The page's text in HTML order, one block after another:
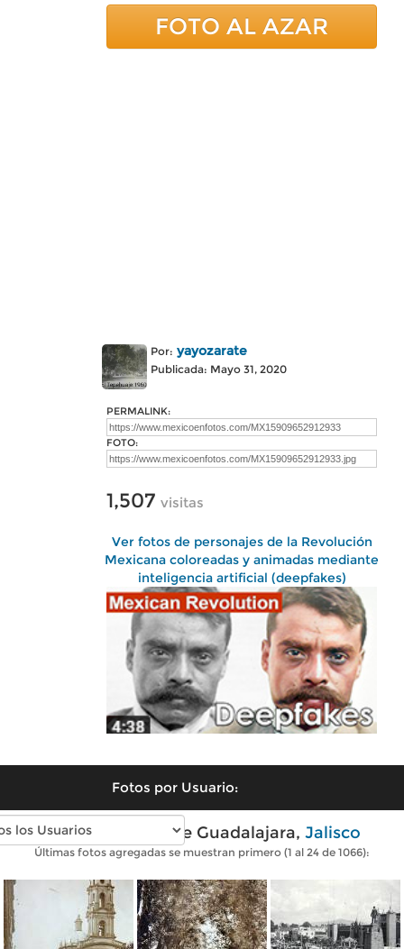
FOTO AL AZAR
Por: yayozarate
Publicada: Mayo 31, 2020
PERMALINK:
FOTO:
1,507 visitas
Ver fotos de personajes de la Revolución
Mexicana coloreadas y animadas mediante
inteligencia artificial (deepfakes)
Fotos por Usuario:
Fotos antiguas de Guadalajara, Jalisco
Últimas fotos agregadas se muestran primero (1 al 24 de 1066):